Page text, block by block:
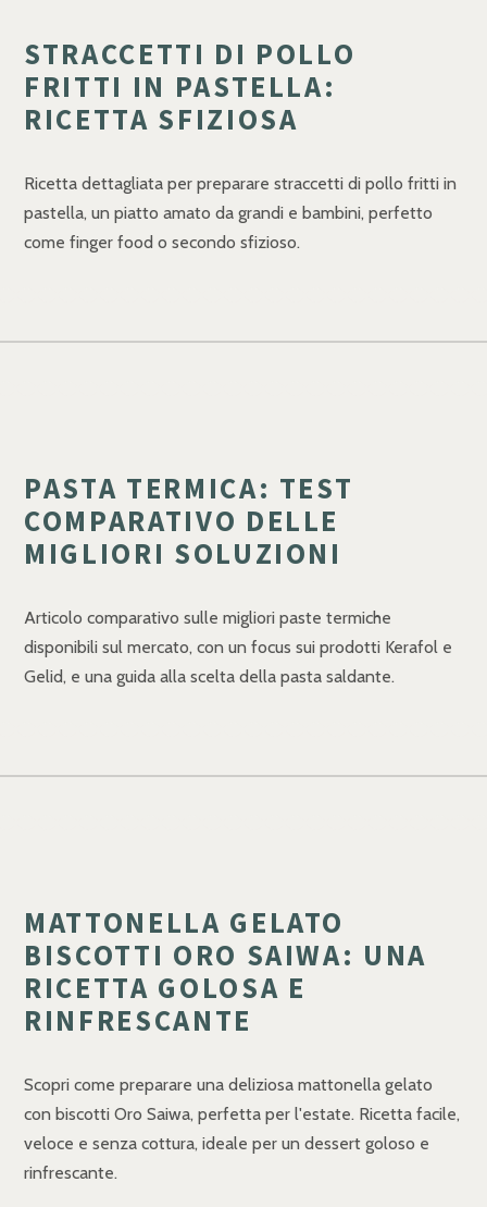
STRACCETTI DI POLLO
FRITTI IN PASTELLA:
RICETTA SFIZIOSA
Ricetta dettagliata per preparare straccetti di pollo fritti in
pastella, un piatto amato da grandi e bambini, perfetto
come finger food o secondo sfizioso.
PASTA TERMICA: TEST
COMPARATIVO DELLE
MIGLIORI SOLUZIONI
Articolo comparativo sulle migliori paste termiche
disponibili sul mercato, con un focus sui prodotti Kerafol e
Gelid, e una guida alla scelta della pasta saldante.
MATTONELLA GELATO
BISCOTTI ORO SAIWA: UNA
RICETTA GOLOSA E
RINFRESCANTE
Scopri come preparare una deliziosa mattonella gelato
con biscotti Oro Saiwa, perfetta per l'estate. Ricetta facile,
veloce e senza cottura, ideale per un dessert goloso e
rinfrescante.